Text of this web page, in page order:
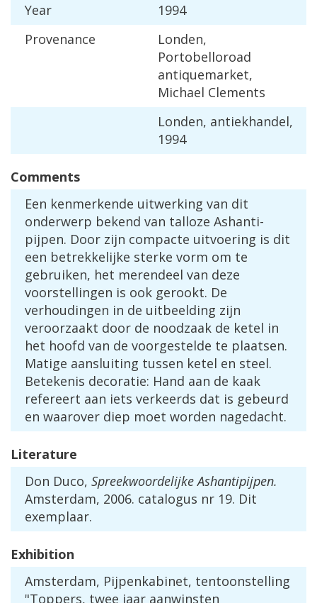
Year
1994
Provenance
Londen,
Portobelloroad
antiquemarket,
Michael Clements
Londen, antiekhandel,
1994
Comments
Een kenmerkende uitwerking van dit
onderwerp bekend van talloze Ashanti-
pijpen. Door zijn compacte uitvoering is dit
een betrekkelijke sterke vorm om te
gebruiken, het merendeel van deze
voorstellingen is ook gerookt. De
verhoudingen in de uitbeelding zijn
veroorzaakt door de noodzaak de ketel in
het hoofd van de voorgestelde te plaatsen.
Matige aansluiting tussen ketel en steel.
Betekenis decoratie: Hand aan de kaak
refereert aan iets verkeerds dat is gebeurd
en waarover diep moet worden nagedacht.
Literature
Don Duco, Spreekwoordelijke Ashantipijpen.
Amsterdam, 2006. catalogus nr 19. Dit
exemplaar.
Exhibition
Amsterdam, Pijpenkabinet, tentoonstelling
"Toppers, twee jaar aanwinsten